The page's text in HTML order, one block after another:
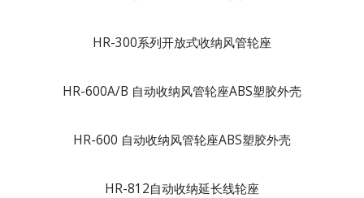
HR-300系列开放式收纳风管轮座
HR-600A/B 自动收纳风管轮座ABS塑胶外壳
HR-600 自动收纳风管轮座ABS塑胶外壳
HR-812自动收纳延长线轮座